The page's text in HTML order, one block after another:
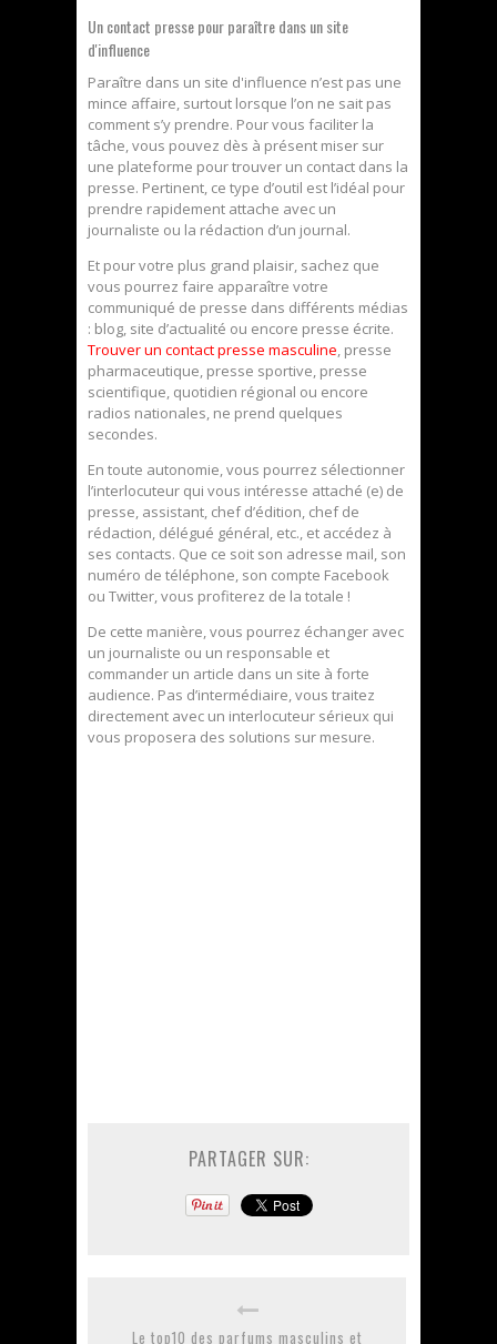
Un contact presse pour paraître dans un site
d'influence
Paraître dans un site d'influence n’est pas une
mince affaire, surtout lorsque l’on ne sait pas
comment s’y prendre. Pour vous faciliter la
tâche, vous pouvez dès à présent miser sur
une plateforme pour trouver un contact dans la
presse. Pertinent, ce type d’outil est l’idéal pour
prendre rapidement attache avec un
journaliste ou la rédaction d’un journal.
Et pour votre plus grand plaisir, sachez que
vous pourrez faire apparaître votre
communiqué de presse dans différents médias
: blog, site d’actualité ou encore presse écrite.
Trouver un contact presse masculine, presse
pharmaceutique, presse sportive, presse
scientifique, quotidien régional ou encore
radios nationales, ne prend quelques
secondes.
En toute autonomie, vous pourrez sélectionner
l’interlocuteur qui vous intéresse attaché (e) de
presse, assistant, chef d’édition, chef de
rédaction, délégué général, etc., et accédez à
ses contacts. Que ce soit son adresse mail, son
numéro de téléphone, son compte Facebook
ou Twitter, vous profiterez de la totale !
De cette manière, vous pourrez échanger avec
un journaliste ou un responsable et
commander un article dans un site à forte
audience. Pas d’intermédiaire, vous traitez
directement avec un interlocuteur sérieux qui
vous proposera des solutions sur mesure.
PARTAGER SUR:
Le top10 des parfums masculins et